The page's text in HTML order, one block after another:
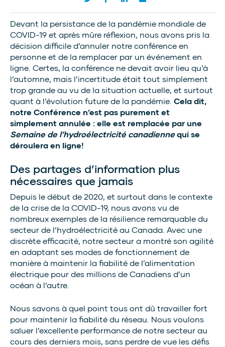
Devant la persistance de la pandémie mondiale de
COVID-19 et après mûre réflexion, nous avons pris la
décision difficile d’annuler notre conférence en
personne et de la remplacer par un événement en
ligne. Certes, la conférence ne devait avoir lieu qu’à
l’automne, mais l’incertitude était tout simplement
trop grande au vu de la situation actuelle, et surtout
quant à l’évolution future de la pandémie. Cela dit,
notre Conférence n’est pas purement et
simplement annulée : elle est remplacée par une
Semaine de l’hydroélectricité canadiennequi se
déroulera en ligne!
Des partages d’information plus
nécessaires que jamais
Depuis le début de 2020, et surtout dans le contexte
de la crise de la COVID-19, nous avons vu de
nombreux exemples de la résilience remarquable du
secteur de l’hydroélectricité au Canada. Avec une
discrète efficacité, notre secteur a montré son agilité
en adaptant ses modes de fonctionnement de
manière à maintenir la fiabilité de l’alimentation
électrique pour des millions de Canadiens d’un
océan à l’autre.
Nous savons à quel point tous ont dû travailler fort
pour maintenir la fiabilité du réseau. Nous voulons
saluer l’excellente performance de notre secteur au
cours des derniers mois, sans perdre de vue les défis